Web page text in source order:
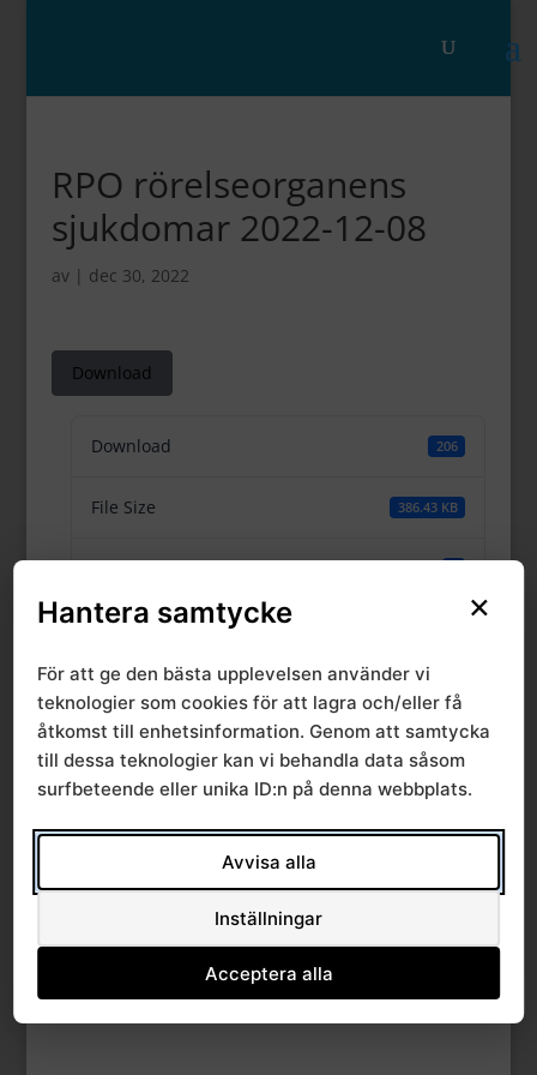
RPO rörelseorganens
sjukdomar 2022-12-08
av | dec 30, 2022
Download
Download 206
File Size 386.43 KB
File Count
Create Date
Last Updated 31 december, 2022
RPO
rörelseorganens
sjukdomar 2022-12-
08
×
Hantera samtycke
För att ge den bästa upplevelsen använder vi
teknologier som cookies för att lagra och/eller få
åtkomst till enhetsinformation. Genom att samtycka
till dessa teknologier kan vi behandla data såsom
surfbeteende eller unika ID:n på denna webbplats.
Avvisa alla
Inställningar
Acceptera alla